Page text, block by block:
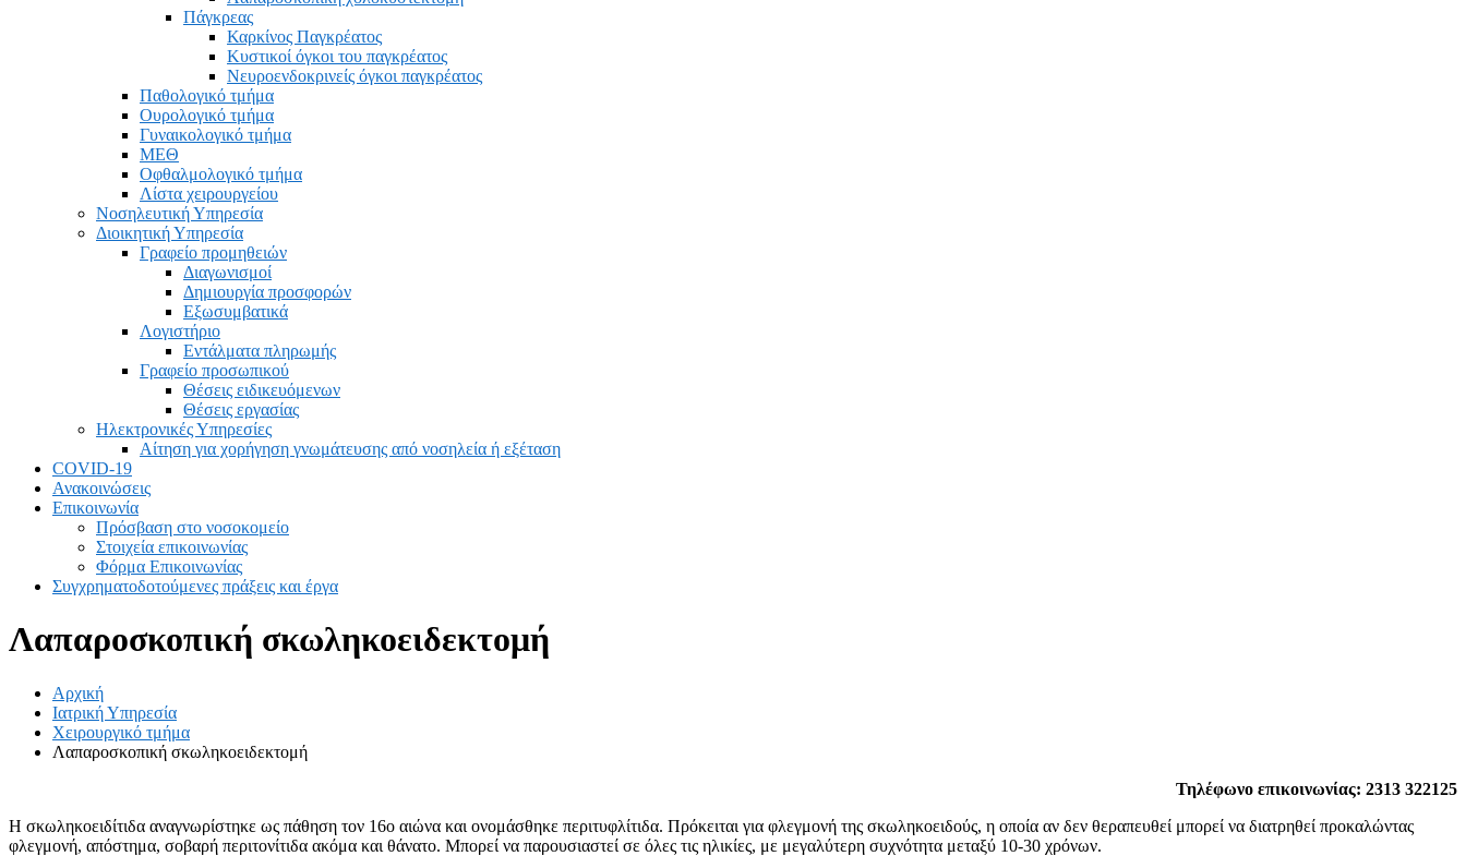
Πάγκρεας
Καρκίνος Παγκρέατος
Κυστικοί όγκοι του παγκρέατος
Νευροενδοκρινείς όγκοι παγκρέατος
Παθολογικό τμήμα
Ουρολογικό τμήμα
Γυναικολογικό τμήμα
ΜΕΘ
Οφθαλμολογικό τμήμα
Λίστα χειρουργείου
Νοσηλευτική Υπηρεσία
Διοικητική Υπηρεσία
Γραφείο προμηθειών
Διαγωνισμοί
Δημιουργία προσφορών
Εξωσυμβατικά
Λογιστήριο
Εντάλματα πληρωμής
Γραφείο προσωπικού
Θέσεις ειδικευόμενων
Θέσεις εργασίας
Ηλεκτρονικές Υπηρεσίες
Αίτηση για χορήγηση γνωμάτευσης από νοσηλεία ή εξέταση
COVID-19
Ανακοινώσεις
Επικοινωνία
Πρόσβαση στο νοσοκομείο
Στοιχεία επικοινωνίας
Φόρμα Επικοινωνίας
Συγχρηματοδοτούμενες πράξεις και έργα
Λαπαροσκοπική σκωληκοειδεκτομή
Αρχική
Ιατρική Υπηρεσία
Χειρουργικό τμήμα
Λαπαροσκοπική σκωληκοειδεκτομή
Τηλέφωνο επικοινωνίας: 2313 322125
H σκωληκοειδίτιδα αναγνωρίστηκε ως πάθηση τον 16ο αιώνα και ονομάσθηκε περιτυφλίτιδα. Πρόκειται για φλεγμονή της σκωληκοειδούς, η οποία αν δεν θεραπευθεί μπορεί να διατρηθεί προκαλώντας
φλεγμονή, απόστημα, σοβαρή περιτονίτιδα ακόμα και θάνατο. Μπορεί να παρουσιαστεί σε όλες τις ηλικίες, με μεγαλύτερη συχνότητα μεταξύ 10-30 χρόνων.